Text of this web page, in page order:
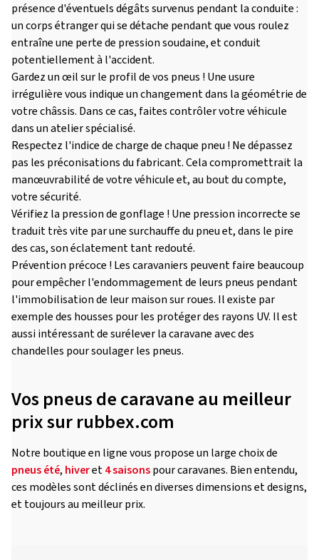
présence d'éventuels dégâts survenus pendant la conduite :
un corps étranger qui se détache pendant que vous roulez
entraîne une perte de pression soudaine, et conduit
potentiellement à l'accident.
Gardez un œil sur le profil de vos pneus ! Une usure
irrégulière vous indique un changement dans la géométrie de
votre châssis. Dans ce cas, faites contrôler votre véhicule
dans un atelier spécialisé.
Respectez l'indice de charge de chaque pneu ! Ne dépassez
pas les préconisations du fabricant. Cela compromettrait la
manœuvrabilité de votre véhicule et, au bout du compte,
votre sécurité.
Vérifiez la pression de gonflage ! Une pression incorrecte se
traduit très vite par une surchauffe du pneu et, dans le pire
des cas, son éclatement tant redouté.
Prévention précoce ! Les caravaniers peuvent faire beaucoup
pour empêcher l'endommagement de leurs pneus pendant
l'immobilisation de leur maison sur roues. Il existe par
exemple des housses pour les protéger des rayons UV. Il est
aussi intéressant de surélever la caravane avec des
chandelles pour soulager les pneus.
Vos pneus de caravane au meilleur
prix sur rubbex.com
Notre boutique en ligne vous propose un large choix de
pneus été, hiveret4 saisonspour caravanes. Bien entendu,
ces modèles sont déclinés en diverses dimensions et designs,
et toujours au meilleur prix.